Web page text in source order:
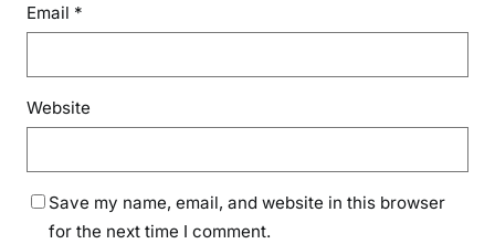
Email *
Website
Save my name, email, and website in this browser
for the next time I comment.